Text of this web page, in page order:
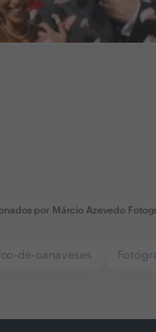
por Márcio Azevedo
de-canaveses